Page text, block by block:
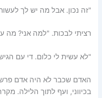
"זה נכון. אבל מה יש לך
רציתי לבכות. "למה אני? מה
"לא עשית לי כלום. די עם
האדם שכבר לא היה אדם פרש
בכיווני, ועף לתוך הלילה.